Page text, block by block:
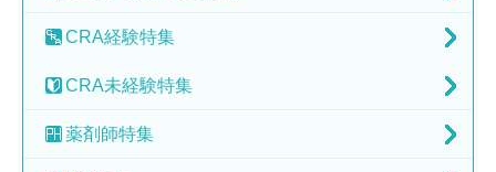
CRA経験特集
CRA未経験特集
薬剤師特集